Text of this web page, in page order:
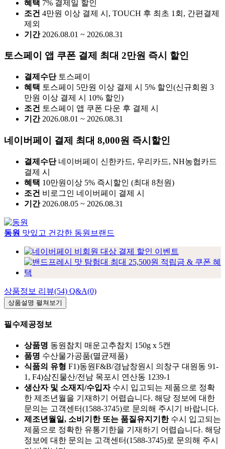
혜택 7% 결제일 할인
조건 4만원 이상 결제 시, TOUCH 후 최초 1회, 간편결제
제외
기간 2026.08.01 ~ 2026.08.31
토스페이 앱 쿠폰 결제 최대 2만원 즉시 할인
결제수단 토스페이
혜택 토스페이 5만원 이상 결제 시 5% 할인(신규회원 3
만원 이상 결제 시 10% 할인)
조건 토스페이 앱 쿠폰 다운 후 결제 시
기간 2026.08.01 ~ 2026.08.31
네이버페이 결제 최대 8,000원 즉시할인
결제수단 네이버페이 신한카드, 우리카드, NH농협카드
결제 시
혜택 10만원이상 5% 즉시할인 (최대 8천원)
조건 비로그인 네이버페이 결제 시
기간 2026.08.05 ~ 2026.08.31
동원 맛있고 건강한 동원브랜드
상품정보 리뷰(54) Q&A(0)
상품설명 펼쳐보기
필수제공정보
상품명 동원참치 매운고추참치 150g x 5캔
품명 수산물가공품(멸균제품)
식품의 유형 F1)동원F&B/경남창원시 의창구 대원동 91-
1, F4)삼진물산/전남 목포시 연산동 1239-1
생산자 및 소재지/수입자 수시 입고되는 제품으로 정확
한 제조년월을 기재하기 어렵습니다. 해당 정보에 대한
문의는 고객센터(1588-3745)로 문의해 주시기 바랍니다.
제조년월일, 소비기한 또는 품질유지기한 수시 입고되는
제품으로 정확한 유통기한을 기재하기 어렵습니다. 해당
정보에 대한 문의는 고객센터(1588-3745)로 문의해 주시